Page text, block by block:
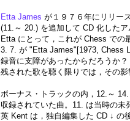
Etta James が１９７６年にリリー
(11.～ 20.) を追加して CD 化した
Etta にとって，これが Chess での
3. 7. が "Etta James"[1973, Chess
録音に支障があったからだろうか？
残された歌を聴く限りでは，その
ボーナス・トラックの内，12.～
収録されていた曲。11. は当時の
英 Kent は，独自編集した CD ↓ の